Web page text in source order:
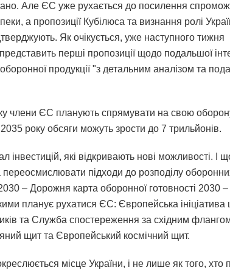
Але ЄС уже рухається до посилення
а пропозиції Кубілюса та визнання ролі
Як очікується, уже наступного тижня
перші пропозиції щодо подальшої
продукції "з детальним аналізом та
члени ЄС планують спрямувати на свою
року обсяги можуть зрости до 7 трильйонів.
інвестицій, які відкривають нові можливості. І
підходи до розподілу
– Дорожня карта оборонної готовності 2030
планує рухатися ЄС: Європейська
та Служба спостереження за східним
щит та Європейський космічний щит.
місце України, і не лише як того, хто